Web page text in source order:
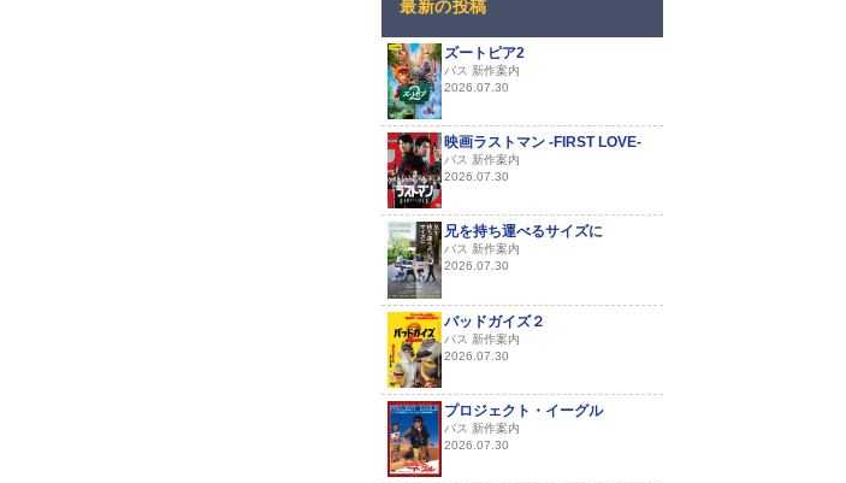
最新の投稿
ズートピア2
バス 新作案内
2026.07.30
映画ラストマン -FIRST LOVE-
バス 新作案内
2026.07.30
兄を持ち運べるサイズに
バス 新作案内
2026.07.30
バッドガイズ２
バス 新作案内
2026.07.30
プロジェクト・イーグル
バス 新作案内
2026.07.30